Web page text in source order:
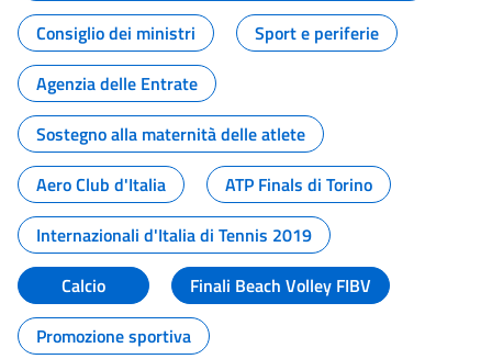
Consiglio dei ministri
Sport e periferie
Agenzia delle Entrate
Sostegno alla maternità delle atlete
Aero Club d'Italia
ATP Finals di Torino
Internazionali d'Italia di Tennis 2019
Calcio
Finali Beach Volley FIBV
Promozione sportiva